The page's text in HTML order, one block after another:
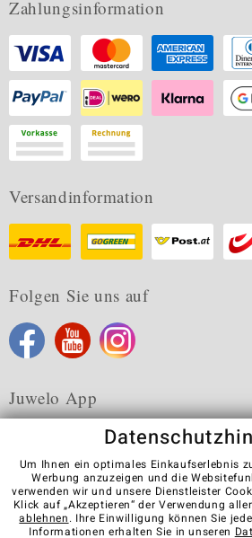
Zahlungsinformation
Versandinformation
Folgen Sie uns auf
Juwelo App
Karriere AGB Datenschutz
Kontakt
Vertrag
Um Ihnen ein optimales Einkaufserlebnis
Werbung anzuzeigen und die
verwenden wir und unsere Dienstleister
Klick auf „Akzeptieren“ der Verwendung
ablehnen. Ihre Einwilligung können Sie
Informationen erhalten Sie in unseren